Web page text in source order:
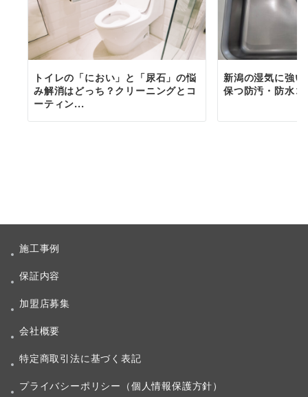
トイレの「におい」と「尿石」の悩
み解消はどっち？クリーニングとコ
ーティン...
新潟の湿気に強
保つ防汚・防水
施工事例
保証内容
加盟店募集
会社概要
特定商取引法に基づく表記
プライバシーポリシー（個人情報保護方針）